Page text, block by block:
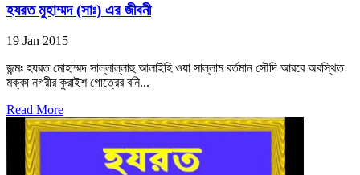
হযরত মুহাম্মদ (সাঃ) এর জীবনী
19 Jan 2015
জন্মঃ হযরত মোহাম্মদ সাল্লাল্লাহু আলাইহি ওয়া সাল্লাম বর্তমান সৌদি আরবে অবস্থিত
মক্কা নগরীর কুরাইশ গোত্রের বনি...
Read More